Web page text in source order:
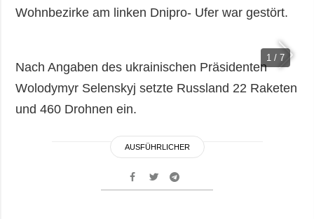
Wohnbezirke am linken Dnipro- Ufer war gestört.
1 / 7
Nach Angaben des ukrainischen Präsidenten
Wolodymyr Selenskyj setzte Russland 22 Raketen
und 460 Drohnen ein.
AUSFÜHRLICHER